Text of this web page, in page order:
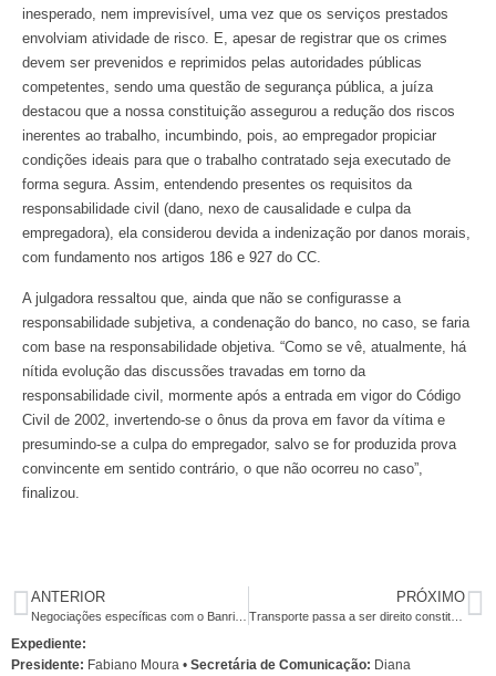
inesperado, nem imprevisível, uma vez que os serviços prestados
envolviam atividade de risco. E, apesar de registrar que os crimes
devem ser prevenidos e reprimidos pelas autoridades públicas
competentes, sendo uma questão de segurança pública, a juíza
destacou que a nossa constituição assegurou a redução dos riscos
inerentes ao trabalho, incumbindo, pois, ao empregador propiciar
condições ideais para que o trabalho contratado seja executado de
forma segura. Assim, entendendo presentes os requisitos da
responsabilidade civil (dano, nexo de causalidade e culpa da
empregadora), ela considerou devida a indenização por danos morais,
com fundamento nos artigos 186 e 927 do CC.
A julgadora ressaltou que, ainda que não se configurasse a
responsabilidade subjetiva, a condenação do banco, no caso, se faria
com base na responsabilidade objetiva. “Como se vê, atualmente, há
nítida evolução das discussões travadas em torno da
responsabilidade civil, mormente após a entrada em vigor do Código
Civil de 2002, invertendo-se o ônus da prova em favor da vítima e
presumindo-se a culpa do empregador, salvo se for produzida prova
convincente em sentido contrário, o que não ocorreu no caso”,
finalizou.
ANTERIOR PRÓXIMO
Transporte passa a ser direito constitucional
Expediente:
Presidente: Fabiano Moura • Secretária de Comunicação: Diana